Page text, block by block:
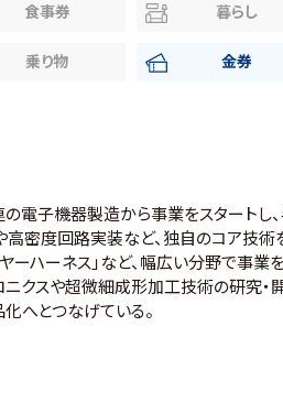
食事券 暮らし
乗り物 金券
電子機器製造から事業をスタートし
密度回路実装など、独自のコア技術
ヤーハーネス」など、幅広い分野で事業
ニクスや超微細成形加工技術の研究・
へとつなげている。